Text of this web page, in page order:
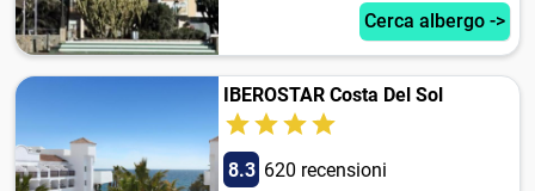
Cerca albergo ->
IBEROSTAR Costa Del Sol
8.3 620 recensioni